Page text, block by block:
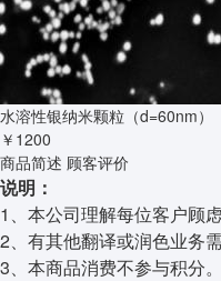
水溶性银纳米颗粒（d=60nm）
￥1200
商品简述 顾客评价
说明：
1、本公司理解每位客户顾
2、有其他翻译或润色业务
3、本商品消费不参与积分。